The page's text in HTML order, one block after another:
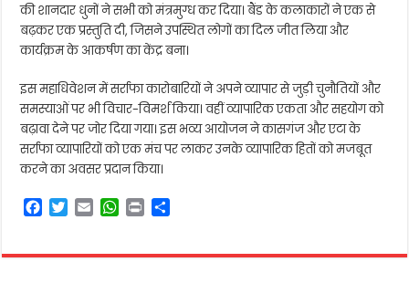
की शानदार धुनों ने सभी को मंत्रमुग्ध कर दिया। बैंड के कलाकारों ने एक से
बढ़कर एक प्रस्तुति दी, जिसने उपस्थित लोगों का दिल जीत लिया और
कार्यक्रम के आकर्षण का केंद्र बना।
इस महाधिवेशन में सर्राफा कारोबारियों ने अपने व्यापार से जुड़ी चुनौतियों और
समस्याओं पर भी विचार-विमर्श किया। वहीं व्यापारिक एकता और सहयोग को
बढ़ावा देने पर जोर दिया गया। इस भव्य आयोजन ने कासगंज और एटा के
सर्राफा व्यापारियों को एक मंच पर लाकर उनके व्यापारिक हितों को मजबूत
करने का अवसर प्रदान किया।
F
e
T
t
E
i
W
t
P
n
r